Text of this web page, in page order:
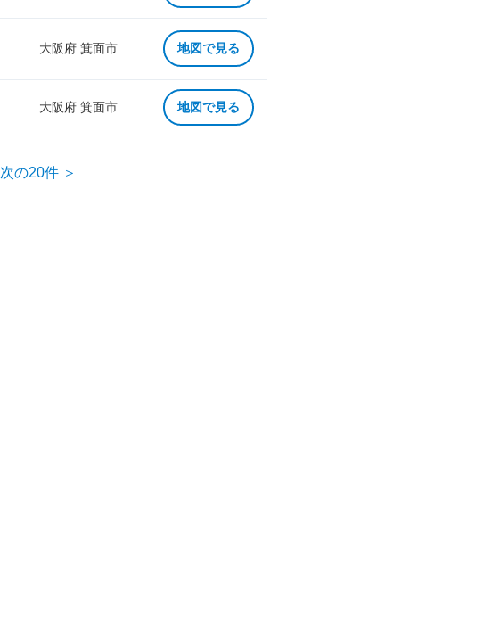
大阪府 箕面市 地図で見る
大阪府 箕面市 地図で見る
次の20件 ＞